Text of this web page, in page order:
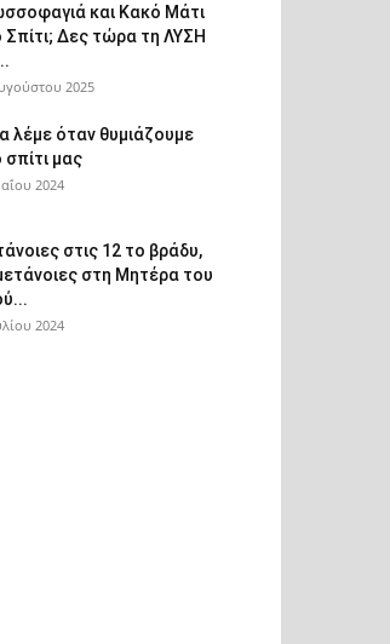
και Κακό Μάτι
Σπίτι; Δες τώρα τη ΛΥΣΗ
2025
λέμε όταν θυμιάζουμε
σπίτι μας
2024
στις 12 το βράδυ,
στη Μητέρα του
2024